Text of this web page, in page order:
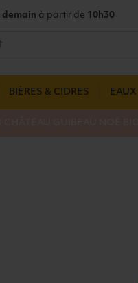
demain à partir de 10h30
BIÈRES & CIDRES EAUX